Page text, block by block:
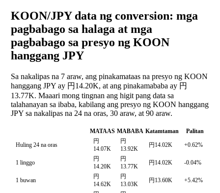
KOON/JPY data ng conversion: mga
pagbabago sa halaga at mga
pagbabago sa presyo ng KOON
hanggang JPY
Sa nakalipas na 7 araw, ang pinakamataas na presyo ng KOON
hanggang JPY ay 円14.20K, at ang pinakamababa ay 円
13.77K. Maaari mong tingnan ang higit pang data sa
talahanayan sa ibaba, kabilang ang presyo ng KOON hanggang
JPY sa nakalipas na 24 na oras, 30 araw, at 90 araw.
MATAAS MABABA Katamtaman
Palitan
Huling 24 na oras
円
14.07K
円
13.92K
円14.02K +0.62%
1 linggo
円
14.20K
円
13.77K
円14.02K -0.04%
1 buwan
円
14.62K
円
13.03K
円13.60K
+5.42%